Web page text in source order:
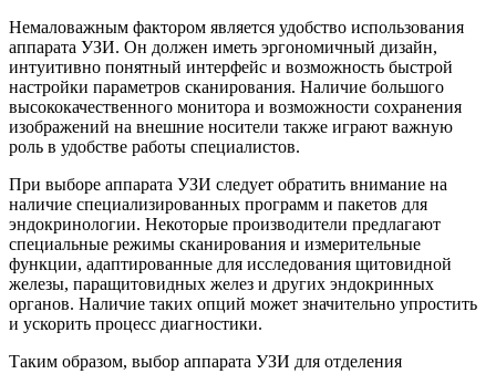
Немаловажным фактором является удобство использования
аппарата УЗИ. Он должен иметь эргономичный дизайн,
интуитивно понятный интерфейс и возможность быстрой
настройки параметров сканирования. Наличие большого
высококачественного монитора и возможности сохранения
изображений на внешние носители также играют важную
роль в удобстве работы специалистов.
При выборе аппарата УЗИ следует обратить внимание на
наличие специализированных программ и пакетов для
эндокринологии. Некоторые производители предлагают
специальные режимы сканирования и измерительные
функции, адаптированные для исследования щитовидной
железы, паращитовидных желез и других эндокринных
органов. Наличие таких опций может значительно упростить
и ускорить процесс диагностики.
Таким образом, выбор аппарата УЗИ для отделения